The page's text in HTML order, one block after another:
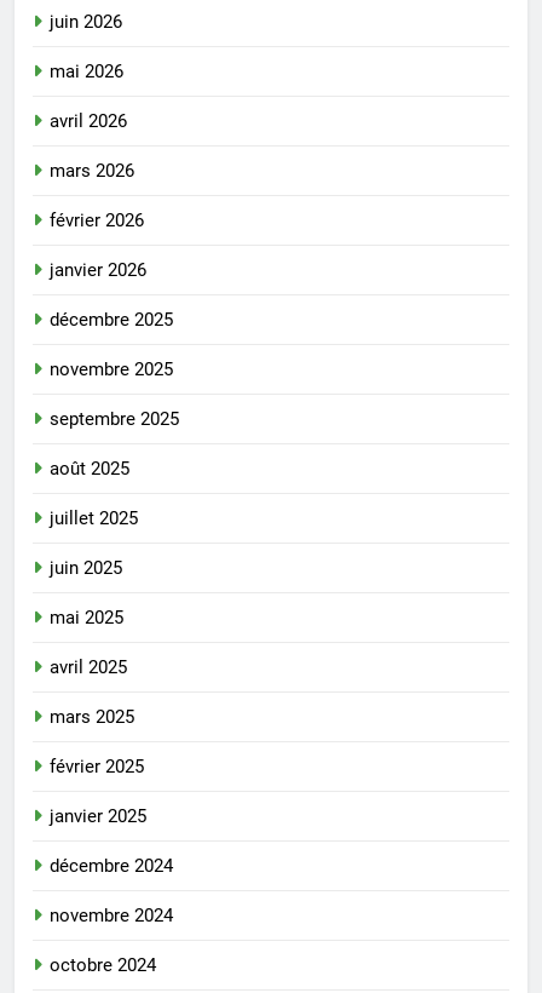
juin 2026
mai 2026
avril 2026
mars 2026
février 2026
janvier 2026
décembre 2025
novembre 2025
septembre 2025
août 2025
juillet 2025
juin 2025
mai 2025
avril 2025
mars 2025
février 2025
janvier 2025
décembre 2024
novembre 2024
octobre 2024